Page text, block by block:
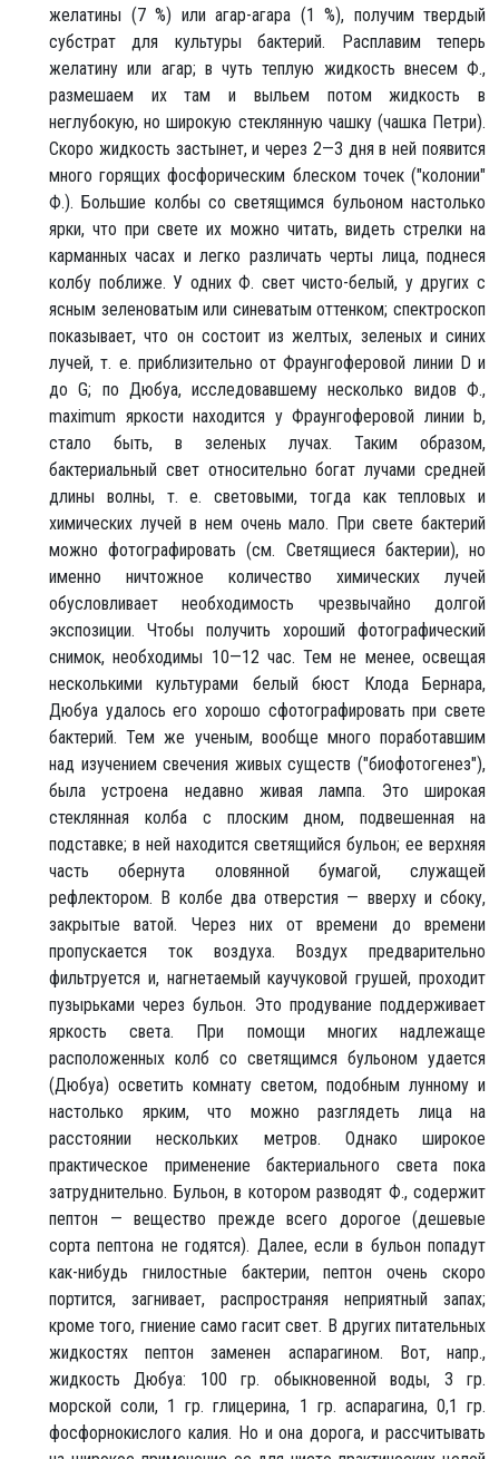
желатины (7 %) или агар-агара (1 %), получим твердый
субстрат для культуры бактерий. Расплавим теперь
желатину или агар; в чуть теплую жидкость внесем Ф.,
размешаем их там и выльем потом жидкость в
неглубокую, но широкую стеклянную чашку (чашка Петри).
Скоро жидкость застынет, и через 2—3 дня в ней появится
много горящих фосфорическим блеском точек ("колонии"
Ф.). Большие колбы со светящимся бульоном настолько
ярки, что при свете их можно читать, видеть стрелки на
карманных часах и легко различать черты лица, поднеся
колбу поближе. У одних Ф. свет чисто-белый, у других с
ясным зеленоватым или синеватым оттенком; спектроскоп
показывает, что он состоит из желтых, зеленых и синих
лучей, т. е. приблизительно от Фраунгоферовой линии D и
до G; по Дюбуа, исследовавшему несколько видов Ф.,
maximum яркости находится у Фраунгоферовой линии b,
стало быть, в зеленых лучах. Таким образом,
бактериальный свет относительно богат лучами средней
длины волны, т. е. световыми, тогда как тепловых и
химических лучей в нем очень мало. При свете бактерий
можно фотографировать (см. Светящиеся бактерии), но
именно ничтожное количество химических лучей
обусловливает необходимость чрезвычайно долгой
экспозиции. Чтобы получить хороший фотографический
снимок, необходимы 10—12 час. Тем не менее, освещая
несколькими культурами белый бюст Клода Бернара,
Дюбуа удалось его хорошо сфотографировать при свете
бактерий. Тем же ученым, вообще много поработавшим
над изучением свечения живых существ ("биофотогенез"),
была устроена недавно живая лампа. Это широкая
стеклянная колба с плоским дном, подвешенная на
подставке; в ней находится светящийся бульон; ее верхняя
часть обернута оловянной бумагой, служащей
рефлектором. В колбе два отверстия — вверху и сбоку,
закрытые ватой. Через них от времени до времени
пропускается ток воздуха. Воздух предварительно
фильтруется и, нагнетаемый каучуковой грушей, проходит
пузырьками через бульон. Это продувание поддерживает
яркость света. При помощи многих надлежаще
расположенных колб со светящимся бульоном удается
(Дюбуа) осветить комнату светом, подобным лунному и
настолько ярким, что можно разглядеть лица на
расстоянии нескольких метров. Однако широкое
практическое применение бактериального света пока
затруднительно. Бульон, в котором разводят Ф., содержит
пептон — вещество прежде всего дорогое (дешевые
сорта пептона не годятся). Далее, если в бульон попадут
как-нибудь гнилостные бактерии, пептон очень скоро
портится, загнивает, распространяя неприятный запах;
кроме того, гниение само гасит свет. В других питательных
жидкостях пептон заменен аспарагином. Вот, напр.,
жидкость Дюбуа: 100 гр. обыкновенной воды, 3 гр.
морской соли, 1 гр. глицерина, 1 гр. аспарагина, 0,1 гр.
фосфорнокислого калия. Но и она дорога, и рассчитывать